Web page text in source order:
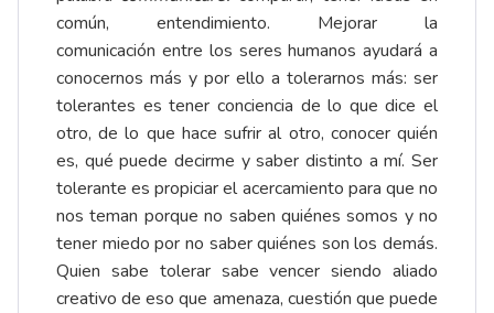
común, entendimiento. Mejorar la
comunicación entre los seres humanos ayudará a
conocernos más y por ello a tolerarnos más: ser
tolerantes es tener conciencia de lo que dice el
otro, de lo que hace sufrir al otro, conocer quién
es, qué puede decirme y saber distinto a mí. Ser
tolerante es propiciar el acercamiento para que no
nos teman porque no saben quiénes somos y no
tener miedo por no saber quiénes son los demás.
Quien sabe tolerar sabe vencer siendo aliado
creativo de eso que amenaza, cuestión que puede